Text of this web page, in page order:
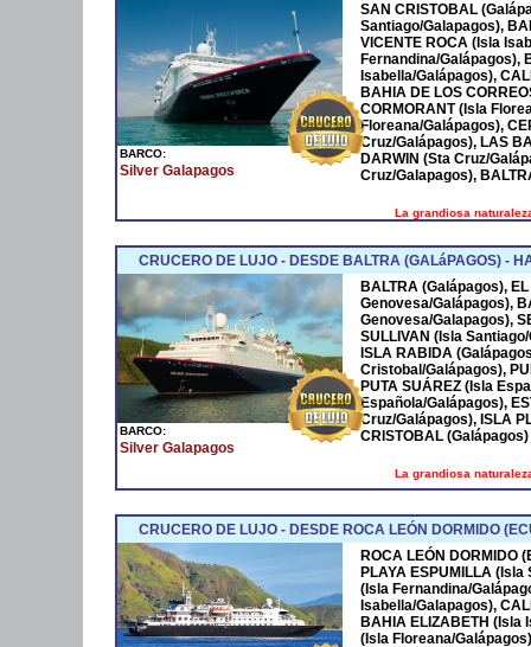
BARCO:
Silver Galapagos
SAN CRISTOBAL
Santiago/Galapagos),
VICENTE ROCA (Isla
Fernandina/Galápagos),
Isabella/Galápagos),
BAHIA DE LOS
CORMORANT (Isla
Floreana/Galápagos),
Cruz/Galápagos), LAS
DARWIN (Sta Cruz/
Cruz/Galapagos),
La grandiosa
CRUCERO DE LUJO - DESDE BALTRA (GALáPAGOS) -
BARCO:
Silver Galapagos
BALTRA (Galápagos),
Genovesa/Galápagos),
Genovesa/Galapagos),
SULLIVAN (Isla
ISLA RABIDA
Cristobal/Galápagos),
PUTA SUÁREZ (Isla
Española/Galápagos),
Cruz/Galápagos), ISLA
CRISTOBAL (Galápagos)
La grandiosa
CRUCERO DE LUJO - DESDE ROCA LEÓN DORMIDO
ROCA LEÓN DORMIDO
PLAYA ESPUMILLA
(Isla Fernandina/
Isabella/Galapagos),
BAHIA ELIZABETH (Isla
(Isla Floreana/